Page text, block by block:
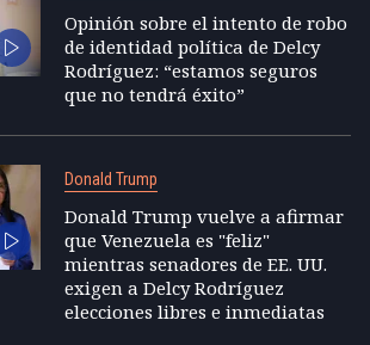
Opinión sobre el intento de robo
de identidad política de Delcy
Rodríguez: “estamos seguros
que no tendrá éxito”
Donald Trump
Donald Trump vuelve a afirmar
que Venezuela es "feliz"
mientras senadores de EE. UU.
exigen a Delcy Rodríguez
elecciones libres e inmediatas